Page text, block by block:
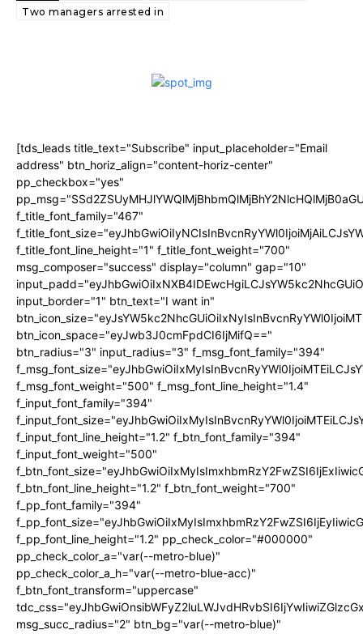
Two managers arrested in
[tds_leads title_text="Subscribe" input_placeholder="Email
address" btn_horiz_align="content-horiz-center"
pp_checkbox="yes"
f_title_font_family="467"
f_title_font_line_height="1" f_title_font_weight="700"
msg_composer="success" display="column" gap="10"
input_border="1" btn_text="I want in"
btn_icon_space="eyJwb3J0cmFpdCI6IjMifQ=="
btn_radius="3" input_radius="3" f_msg_font_family="394"
f_msg_font_weight="500" f_msg_font_line_height="1.4"
f_input_font_family="394"
f_input_font_line_height="1.2" f_btn_font_family="394"
f_input_font_weight="500"
f_btn_font_line_height="1.2" f_btn_font_weight="700"
f_pp_font_family="394"
f_pp_font_line_height="1.2" pp_check_color="#000000"
pp_check_color_a="var(--metro-blue)"
pp_check_color_a_h="var(--metro-blue-acc)"
f_btn_font_transform="uppercase"
msg_succ_radius="2" btn_bg="var(--metro-blue)"